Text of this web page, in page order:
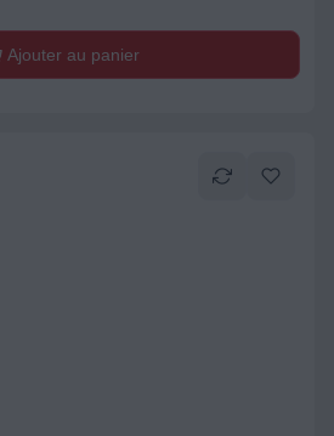
Ajouter au panier